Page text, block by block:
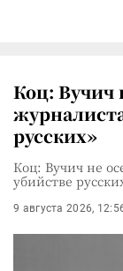
Коц: Вучич
русских»
Коц: Вучич не
убийстве
9 августа 2026,